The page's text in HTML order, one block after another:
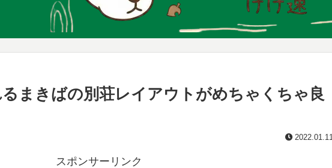
るまきばの別荘レイアウトがめちゃくちゃ良
2022.01.11
スポンサーリンク